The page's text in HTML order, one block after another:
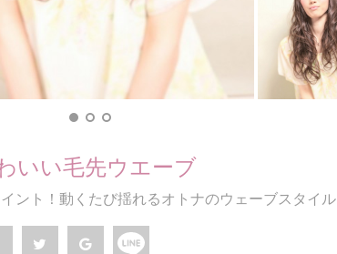
いい毛先ウエーブ
ント！動くたび揺れるオトナのウェーブスタイル